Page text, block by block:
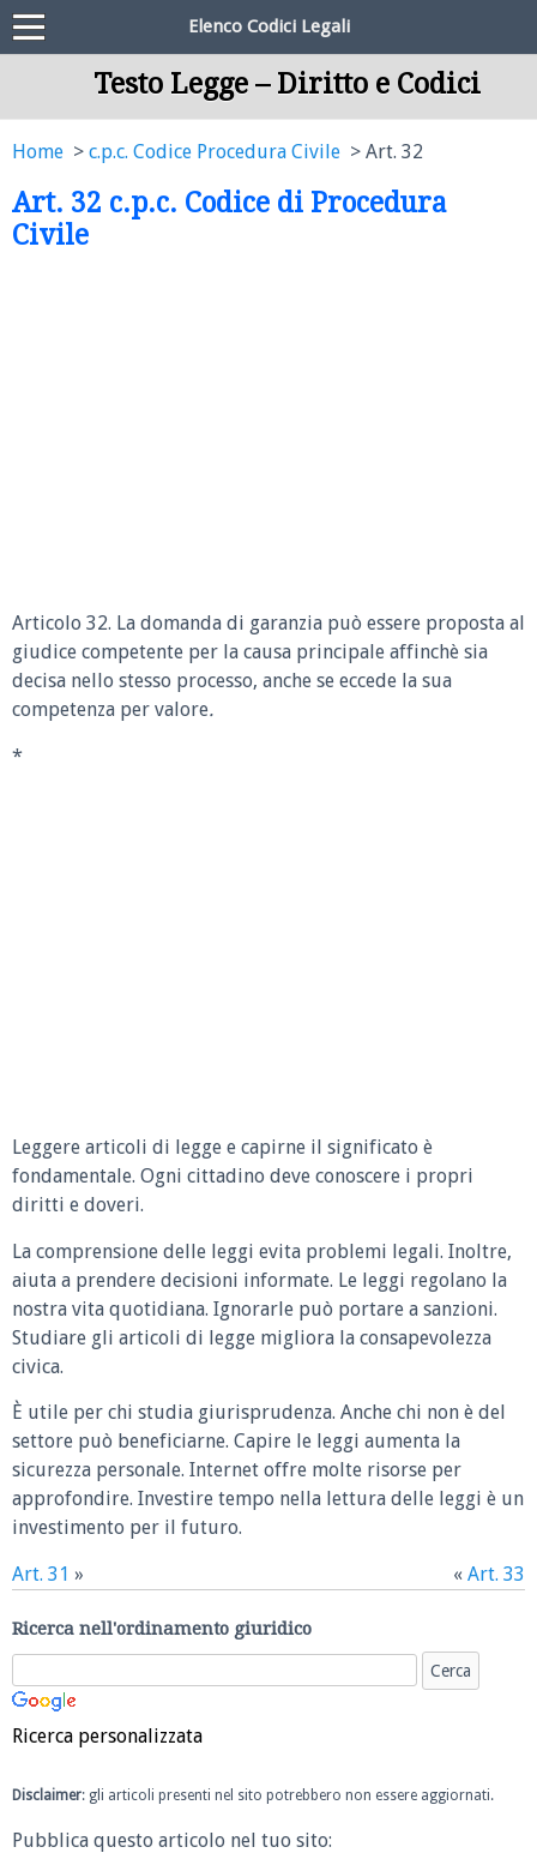
Elenco Codici Legali
Testo Legge – Diritto e Codici
Home c.p.c. Codice Procedura Civile Art. 32
Art. 32 c.p.c. Codice di Procedura
Civile
Articolo 32. La domanda di garanzia può essere proposta al
giudice competente per la causa principale affinchè sia
decisa nello stesso processo, anche se eccede la sua
competenza per valore.
*
Leggere articoli di legge e capirne il significato è
fondamentale. Ogni cittadino deve conoscere i propri
diritti e doveri.
La comprensione delle leggi evita problemi legali. Inoltre,
aiuta a prendere decisioni informate. Le leggi regolano la
nostra vita quotidiana. Ignorarle può portare a sanzioni.
Studiare gli articoli di legge migliora la consapevolezza
civica.
È utile per chi studia giurisprudenza. Anche chi non è del
settore può beneficiarne. Capire le leggi aumenta la
sicurezza personale. Internet offre molte risorse per
approfondire. Investire tempo nella lettura delle leggi è un
investimento per il futuro.
Art. 31 » « Art. 33
Ricerca nell'ordinamento giuridico
Ricerca personalizzata
Disclaimer: gli articoli presenti nel sito potrebbero non essere aggiornati.
Pubblica questo articolo nel tuo sito: